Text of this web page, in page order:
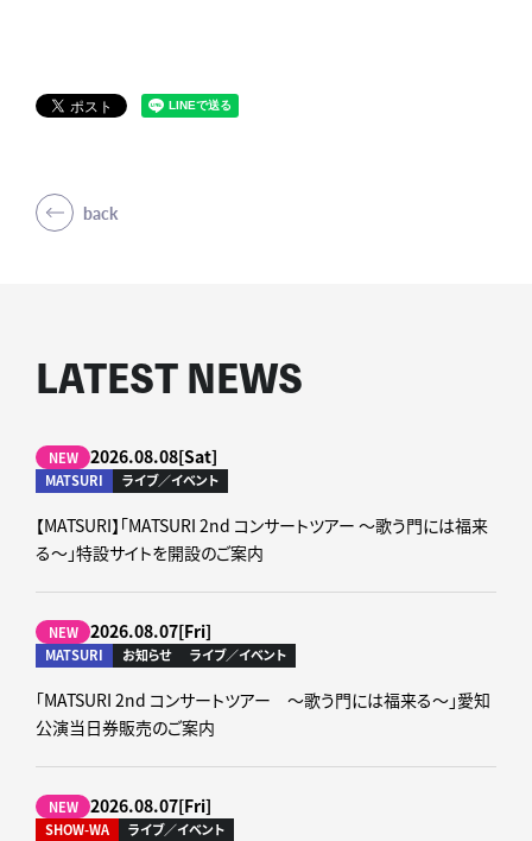
back
LATEST NEWS
NEW 2026.08.08[Sat]
MATSURI ライブ／イベント
【MATSURI】「MATSURI 2nd コンサートツアー ～歌う門には福来
る～」特設サイトを開設のご案内
NEW 2026.08.07[Fri]
MATSURI お知らせ ライブ／イベント
「MATSURI 2nd コンサートツアー ～歌う門には福来る～」愛知
公演当日券販売のご案内
NEW 2026.08.07[Fri]
SHOW-WA ライブ／イベント